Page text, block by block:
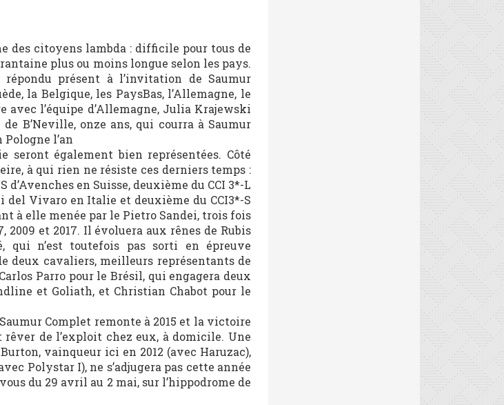
des citoyens lambda : difficile pour tous de
plus ou moins longue selon les pays.
présent à l’invitation de Saumur
la Belgique, les PaysBas, l’Allemagne, le
l’équipe d’Allemagne, Julia Krajewski
B’Neville, onze ans, qui courra à Saumur
l’an
seront également bien représentées. Côté
à qui rien ne résiste ces derniers temps :
en Suisse, deuxième du CCI 3*-L
del Vivaro en Italie et deuxième du CCI3*-S
à elle menée par le Pietro Sandei, trois fois
2009 et 2017. Il évoluera aux rênes de Rubis
qui n’est toutefois pas sorti en épreuve
deux cavaliers, meilleurs représentants de
Parro pour le Brésil, qui engagera deux
et Goliath, et Christian Chabot pour le
Complet remonte à 2015 et la victoire
de l’exploit chez eux, à domicile. Une
vainqueur ici en 2012 (avec Haruzac),
Polystar I), ne s’adjugera pas cette année
du 29 avril au 2 mai, sur l’hippodrome de